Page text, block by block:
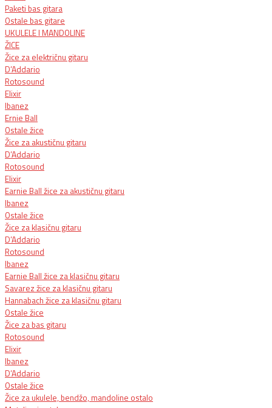
Paketi bas gitara
Ostale bas gitare
UKULELE I MANDOLINE
ŽICE
Žice za električnu gitaru​
D’Addario
Rotosound
Elixir
Ibanez
Ernie Ball
Ostale žice
Žice za akustičnu gitaru
D’Addario
Rotosound
Elixir
Earnie Ball žice za akustičnu gitaru
Ibanez
Ostale žice
Žice za klasičnu gitaru
D’Addario
Rotosound
Ibanez
Earnie Ball žice za klasičnu gitaru
Savarez žice za klasičnu gitaru
Hannabach žice za klasičnu gitaru
Ostale žice
Žice za bas gitaru
Rotosound
Elixir
Ibanez
D’Addario
Ostale žice
Žice za ukulele, bendžo, mandoline ostalo